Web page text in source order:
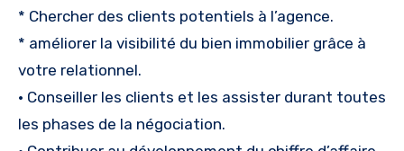
* Chercher des clients potentiels à l’agence.
* améliorer la visibilité du bien immobilier grâce à
votre relationnel.
• Conseiller les clients et les assister durant toutes
les phases de la négociation.